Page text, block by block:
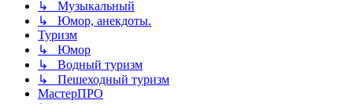
↳ Музыкальный
↳ Юмор, анекдоты.
Туризм
↳ Юмор
↳ Водный туризм
↳ Пешеходный туризм
МастерПРО